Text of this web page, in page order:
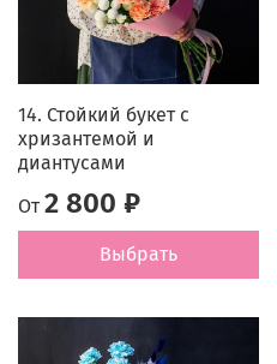
14. Стойкий букет с
хризантемой и
диантусами
От 2 800 ₽
Выбрать